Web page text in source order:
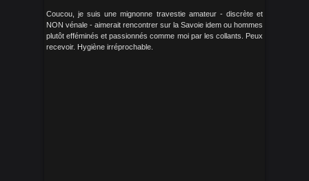
Coucou, je suis une mignonne travestie amateur - discrète et
NON vénale - aimerait rencontrer sur la Savoie idem ou hommes
plutôt efféminés et passionnés comme moi par les collants. Peux
recevoir. Hygiène irréprochable.